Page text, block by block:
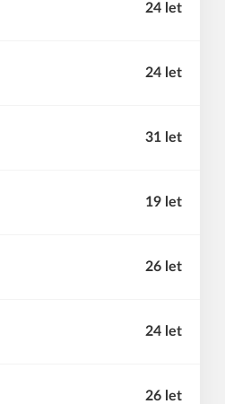
24 let
24 let
31 let
19 let
26 let
24 let
26 let